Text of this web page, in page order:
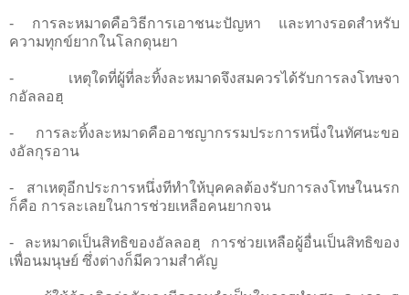
- การละหมาดคือวิธีการเอาชนะปัญหา และทางรอดสำหรับ
ความทุกข์ยากในโลกดุนยา
- เหตุใดที่ผู้ที่ละทิ้งละหมาดจึงสมควรได้รับการลงโทษจา
กอัลลอฮฺ
- การละทิ้งละหมาดคืออาชญากรรมประการหนึ่งในทัศนะขอ
งอัลกุรอาน
- สาเหตุอีกประการหนึ่งทีทำให้บุคคลต้องรับการลงโทษในนรก
ก็คือ การละเลยในการช่วยเหลือคนยากจน
- ละหมาดเป็นสิทธิของอัลลอฮฺ การช่วยเหลือผู้อื่นเป็นสิทธิของ
เพื่อนมนุษย์ ซึ่งต่างก็มีความสำคัญ